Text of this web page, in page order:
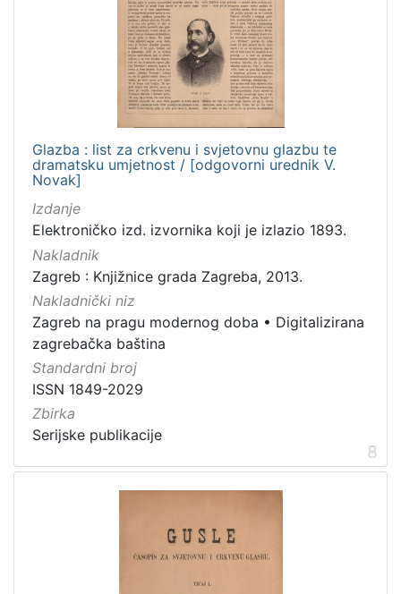
Glazba : list za crkvenu i svjetovnu glazbu te
dramatsku umjetnost / [odgovorni urednik V.
Novak]
Izdanje
Elektroničko izd. izvornika koji je izlazio 1893.
Nakladnik
Zagreb : Knjižnice grada Zagreba, 2013.
Nakladnički niz
Zagreb na pragu modernog doba • Digitalizirana
zagrebačka baština
Standardni broj
ISSN 1849-2029
Zbirka
Serijske publikacije
8